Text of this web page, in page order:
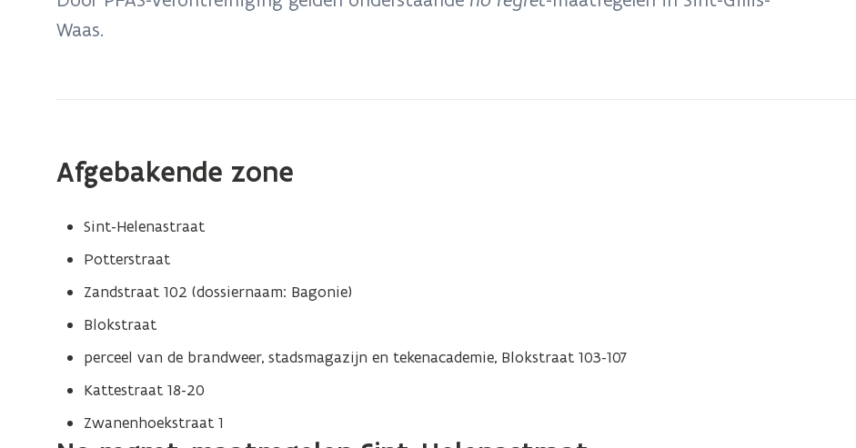
regret-
maatregelen
Waas.
Afgebakende zone
Sint-Helenastraat
Potterstraat
Zandstraat 102 (dossiernaam: Bagonie)
Blokstraat
perceel van de brandweer, stadsmagazijn en tekenacademie, Blokstraat 103-107
Kattestraat 18-20
Zwanenhoekstraat 1